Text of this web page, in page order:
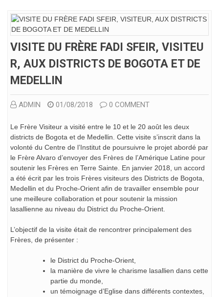
VISITE DU FRÈRE FADI SFEIR, VISITEU
R, AUX DISTRICTS DE BOGOTA ET DE
MEDELLIN
ADMIN 01/08/2018 0 COMMENT
Le Frère Visiteur a visité entre le 10 et le 20 août les deux
districts de Bogota et de Medellin. Cette visite s’inscrit dans la
volonté du Centre de l’Institut de poursuivre le projet abordé par
le Frère Alvaro d’envoyer des Frères de l’Amérique Latine pour
soutenir les Frères en Terre Sainte. En janvier 2018, un accord
a été écrit par les trois Frères visiteurs des Districts de Bogota,
Medellin et du Proche-Orient afin de travailler ensemble pour
une meilleure collaboration et pour soutenir la mission
lasallienne au niveau du District du Proche-Orient.
L’objectif de la visite était de rencontrer principalement des
Frères, de présenter :
le District du Proche-Orient,
la manière de vivre le charisme lasallien dans cette
partie du monde,
un témoignage d’Eglise dans différents contextes,